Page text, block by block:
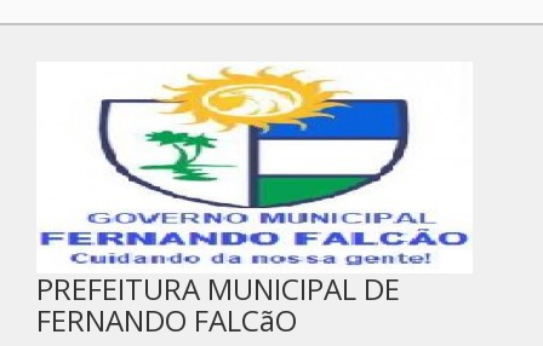
PREFEITURA MUNICIPAL DE
FERNANDO FALCãO